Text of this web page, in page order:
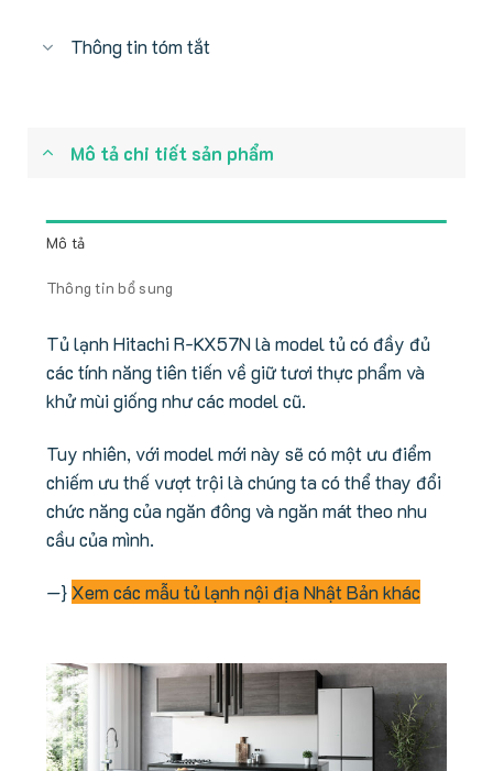
Thông tin tóm tắt
Mô tả chi tiết sản phẩm
Mô tả
Thông tin bổ sung
Tủ lạnh Hitachi R-KX57N là model tủ có đầy đủ
các tính năng tiên tiến về giữ tươi thực phẩm và
khử mùi giống như các model cũ.
Tuy nhiên, với model mới này sẽ có một ưu điểm
chiếm ưu thế vượt trội là chúng ta có thể thay đổi
chức năng của ngăn đông và ngăn mát theo nhu
cầu của mình.
—} Xem các mẫu tủ lạnh nội địa Nhật Bản khác